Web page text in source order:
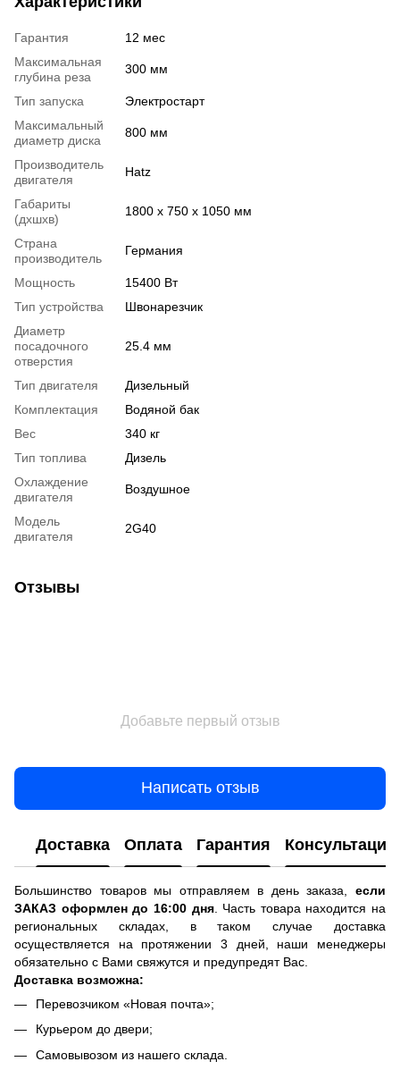
Гарантия
12 мес
Максимальная
глубина реза
300 мм
Тип запуска
Электростарт
Максимальный
диаметр диска
800 мм
Производитель
двигателя
Hatz
Габариты
(дхшхв)
1800 х 750 х 1050 мм
Страна
производитель
Германия
Мощность
15400 Вт
Тип устройства
Швонарезчик
Диаметр
посадочного
отверстия
25.4 мм
Тип двигателя
Дизельный
Комплектация
Водяной бак
Вес
340 кг
Тип топлива
Дизель
Охлаждение
двигателя
Воздушное
Модель
двигателя
2G40
Отзывы
Добавьте первый отзыв
Написать отзыв
Доставка Оплата Гарантия Консультация
Большинство товаров мы отправляем в день заказа, если
ЗАКАЗ оформлен до 16:00 дня. Часть товара находится на
региональных складах, в таком случае доставка
осуществляется на протяжении 3 дней, наши менеджеры
обязательно с Вами свяжутся и предупредят Вас.
Доставка возможна:
Перевозчиком «Новая почта»;
Курьером до двери;
Самовывозом из нашего склада.